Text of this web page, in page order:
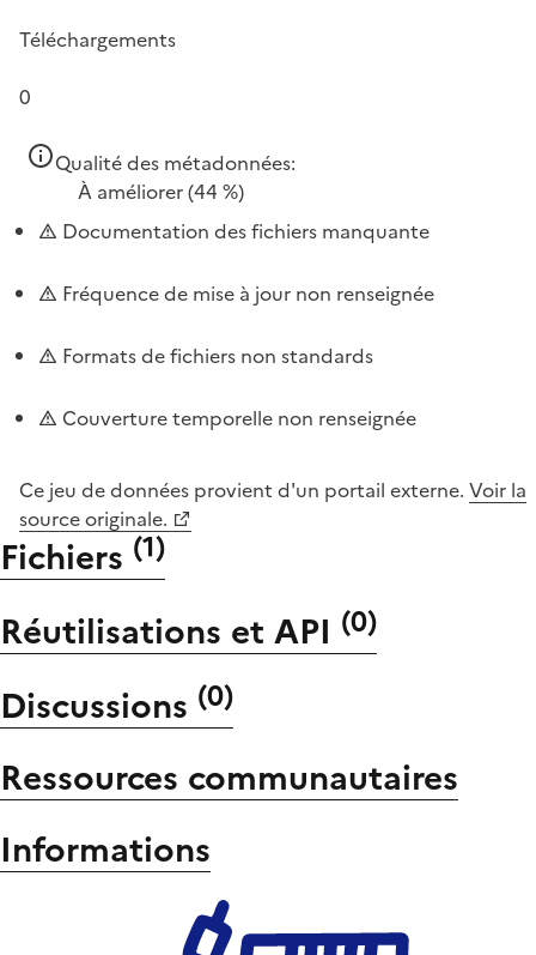
Téléchargements
0
Qualité des métadonnées:
À améliorer(44 %)
Documentation des fichiers manquante
Fréquence de mise à jour non renseignée
Formats de fichiers non standards
Couverture temporelle non renseignée
Ce jeu de données provient d'un portail externe. Voir la
source originale.
Fichiers (1)
Réutilisations et API (0)
Discussions (0)
Ressources communautaires
Informations